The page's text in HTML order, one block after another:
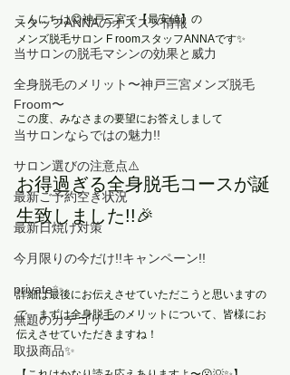
スタッフANNAのオススメ情報
当サロンの脱毛マシンの効果と威力
全身脱毛のメリット〜神戸三宮メンズ脱毛
Froom〜
当サロンならではの魅力!!
サロン選びの注意点⚠️
最新ご予約空き状況
最新日焼け対策
今月限りの今だけ!!キャンペーン!!
private✨
無題のカテゴリー
取扱商品✨
こんにちは😊神戸三宮で【最安値】の
メンズ脱毛サロン F roomスタッフANNAです✨
この度、みなさまの要望にお答えしまして
お得過ぎる全身脱毛コースが誕
生致しました!!🎉
詳細は最後にお伝えさせていただこうと思いますの
で、まずは全身脱毛のメリットについて、皆様にお
伝えさせていただきますね！